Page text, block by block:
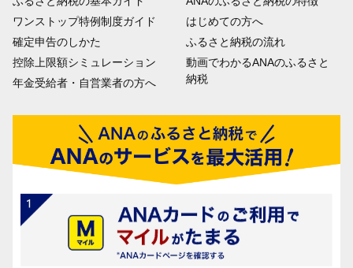
ワンストップ特例制度ガイド
確定申告のしかた
控除上限額シミュレーション
年金受給者・自営業者の方へ
はじめての方へ
ふるさと納税の流れ
動画でわかるANAのふるさと
納税